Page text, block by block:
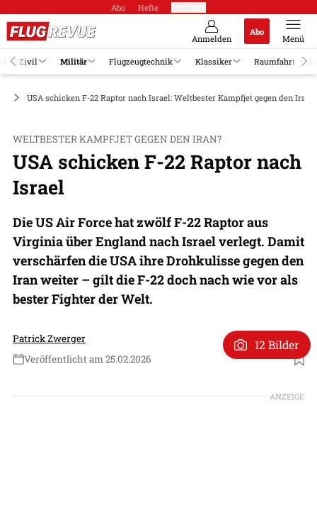
Abo Hefte
Anmelden
Abo
Menü
Zivil Militär Flugzeugtechnik Klassiker Raumfahrt
USA schicken F-22 Raptor nach Israel: Weltbester Kampfjet gegen den Iran?
WELTBESTER KAMPFJET GEGEN DEN IRAN?
USA schicken F-22 Raptor nach
Israel
Die US Air Force hat zwölf F-22 Raptor aus
Virginia über England nach Israel verlegt. Damit
verschärfen die USA ihre Drohkulisse gegen den
Iran weiter – gilt die F-22 doch nach wie vor als
bester Fighter der Welt.
Patrick Zwerger
Veröffentlicht am 25.02.2026
Foto: USAF
12 Bilder
ANZEIGE